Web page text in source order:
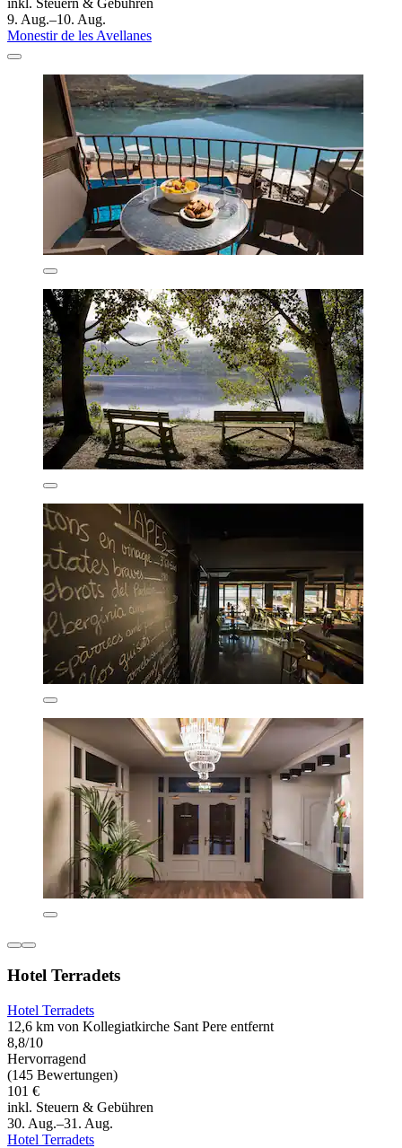
inkl. Steuern & Gebühren
9. Aug.–10. Aug.
Monestir de les Avellanes
Hotel Terradets
Hotel Terradets
12,6 km von Kollegiatkirche Sant Pere entfernt
8,8/10
Hervorragend
(145 Bewertungen)
101 €
inkl. Steuern & Gebühren
30. Aug.–31. Aug.
Hotel Terradets